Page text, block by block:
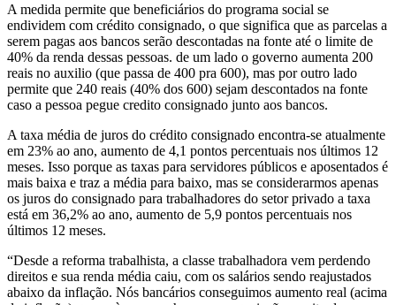
A medida permite que beneficiários do programa social se
endividem com crédito consignado, o que significa que as parcelas a
serem pagas aos bancos serão descontadas na fonte até o limite de
40% da renda dessas pessoas. de um lado o governo aumenta 200
reais no auxilio (que passa de 400 pra 600), mas por outro lado
permite que 240 reais (40% dos 600) sejam descontados na fonte
caso a pessoa pegue credito consignado junto aos bancos.
A taxa média de juros do crédito consignado encontra-se atualmente
em 23% ao ano, aumento de 4,1 pontos percentuais nos últimos 12
meses. Isso porque as taxas para servidores públicos e aposentados é
mais baixa e traz a média para baixo, mas se considerarmos apenas
os juros do consignado para trabalhadores do setor privado a taxa
está em 36,2% ao ano, aumento de 5,9 pontos percentuais nos
últimos 12 meses.
“Desde a reforma trabalhista, a classe trabalhadora vem perdendo
direitos e sua renda média caiu, com os salários sendo reajustados
abaixo da inflação. Nós bancários conseguimos aumento real (acima